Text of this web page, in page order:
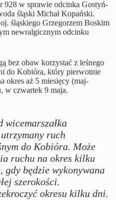
w sprawie odcinka Gostyń-
śląski Michał Kopański.
śląskiego Grzegorzem Boskim
newralgicznym odcinku
bez obaw korzystać z leśnego
do Kobióra, który pierwotnie
okres aż 5 miesięcy (maj-
w czwartek 9 maja.
wicemarszałka
ruch
do Kobióra. Może
ruchu na okres kilku
gdy będzie wykonywana
szerokości.
okresu kilku dni.